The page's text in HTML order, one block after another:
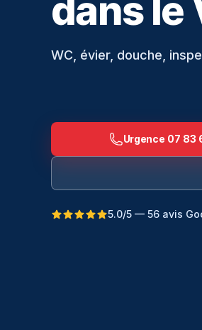
dans le
WC, évier, douche,
Urgence 07 83
5.0/5 — 56 avis